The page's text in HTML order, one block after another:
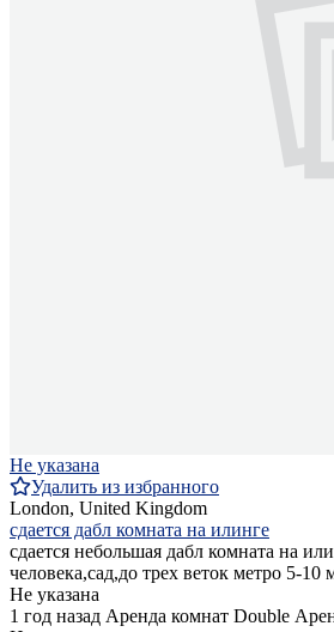
Не указана
Удалить из избранного
London, United Kingdom
сдается дабл комната на илинге
сдается небольшая дабл комната на
человека,сад,до трех веток метро 5-
Не указана
1 год назад Аренда комнат Double